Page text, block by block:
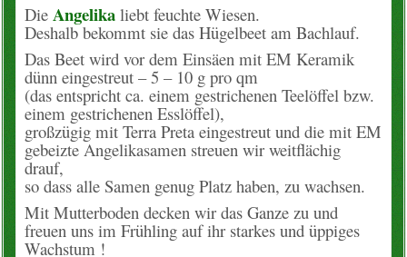
Die Angelikaliebt feuchte Wiesen.
Deshalb bekommt sie das Hügelbeet am Bachlauf.
Das Beet wird vor dem Einsäen mit EM Keramik
dünn eingestreut – 5 – 10 g pro qm
(das entspricht ca. einem gestrichenen Teelöffel bzw.
einem gestrichenen Esslöffel),
großzügig mit Terra Preta eingestreut und die mit EM
gebeizte Angelikasamen streuen wir weitflächig
drauf,
so dass alle Samen genug Platz haben, zu wachsen.
Mit Mutterboden decken wir das Ganze zu und
freuen uns im Frühling auf ihr starkes und üppiges
Wachstum !